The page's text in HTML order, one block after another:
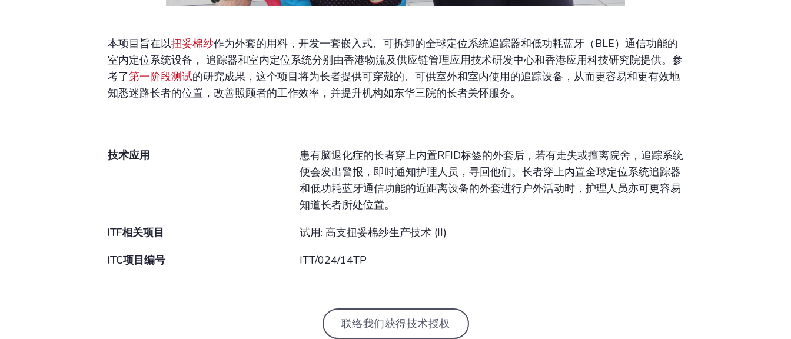
本项目旨在以扭妥棉纱作为外套的用料，开发一套嵌入式、可拆卸的全球定位系统追踪器和低功耗蓝牙（BLE）通信功能的
室内定位系统设备， 追踪器和室内定位系统分别由香港物流及供应链管理应用技术研发中心和香港应用科技研究院提供。参
考了第一阶段测试的研究成果，这个项目将为长者提供可穿戴的、可供室外和室内使用的追踪设备，从而更容易和更有效地
知悉迷路长者的位置，改善照顾者的工作效率，并提升机构如东华三院的长者关怀服务。
技术应用
患有脑退化症的长者穿上内置RFID标签的外套后，若有走失或擅离院舍，追踪系统
便会发出警报，即时通知护理人员，寻回他们。长者穿上内置全球定位系统追踪器
和低功耗蓝牙通信功能的近距离设备的外套进行户外活动时，护理人员亦可更容易
知道长者所处位置。
ITF相关项目
试用: 高支扭妥棉纱生产技术 (II)
ITC项目编号
ITT/024/14TP
联络我们获得技术授权